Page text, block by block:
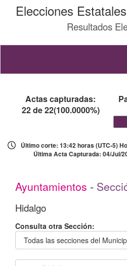
Elecciones
Resultados
Actas capturadas:
22 de 22(100.0000%)
Último corte: 13:42 horas (UTC-5)
Última Acta Capturada: 04/Jul/
Ayuntamientos -
Hidalgo
Consulta otra Sección: